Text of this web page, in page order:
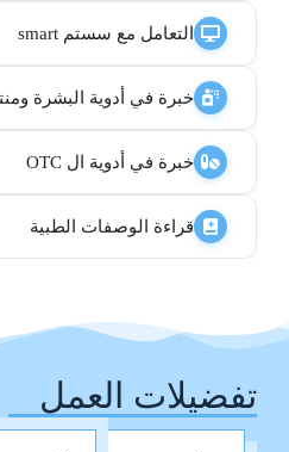
التعامل مع سستم smart
خبرة في أدوية البشرة
خبرة في أدوية ال OTC
قراءة الوصفات الطبية
تفضيلات العمل